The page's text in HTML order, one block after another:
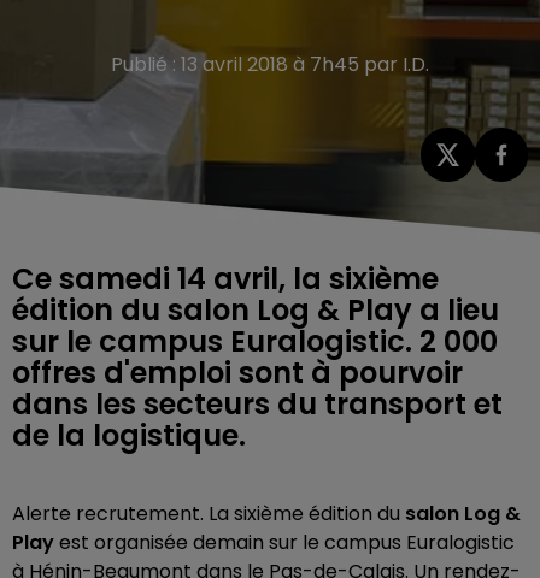
Publié : 13 avril 2018 à 7h45 par I.D.
Ce samedi 14 avril, la sixième
édition du salon Log & Play a lieu
sur le campus Euralogistic. 2 000
offres d'emploi sont à pourvoir
dans les secteurs du transport et
de la logistique.
Alerte recrutement. La sixième édition du salon Log &
Playest organisée demain sur le campus Euralogistic
à Hénin-Beaumont dans le Pas-de-Calais. Un rendez-